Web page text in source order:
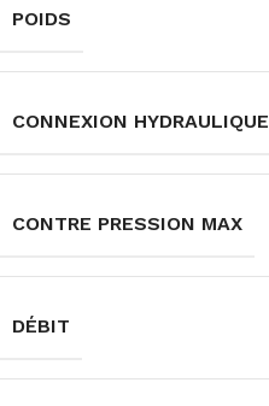
POIDS
CONNEXION HYDRAULIQUE
CONTRE PRESSION MAX
DÉBIT